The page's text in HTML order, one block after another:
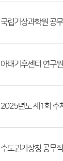
국립기상과학원 공
아태기후센터 연구
수도권기상청 공무